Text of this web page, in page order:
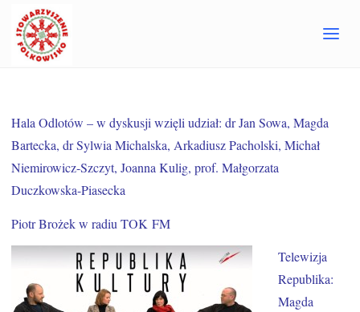
Hala Odlotów – w dyskusji wzięli udział: dr Jan Sowa, Magda
Bartecka, dr Sylwia Michalska, Arkadiusz Pacholski, Michał
Niemirowicz-Szczyt, Joanna Kulig, prof. Małgorzata
Duczkowska-Piasecka
Piotr Brożek w radiu TOK FM
Telewizja
Republika:
Magda